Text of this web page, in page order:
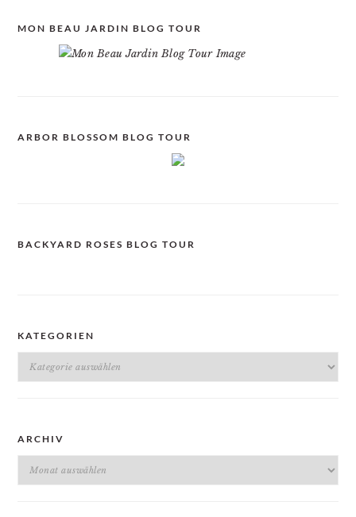
MON BEAU JARDIN BLOG TOUR
ARBOR BLOSSOM BLOG TOUR
BACKYARD ROSES BLOG TOUR
KATEGORIEN
Kategorien
ARCHIV
Archiv